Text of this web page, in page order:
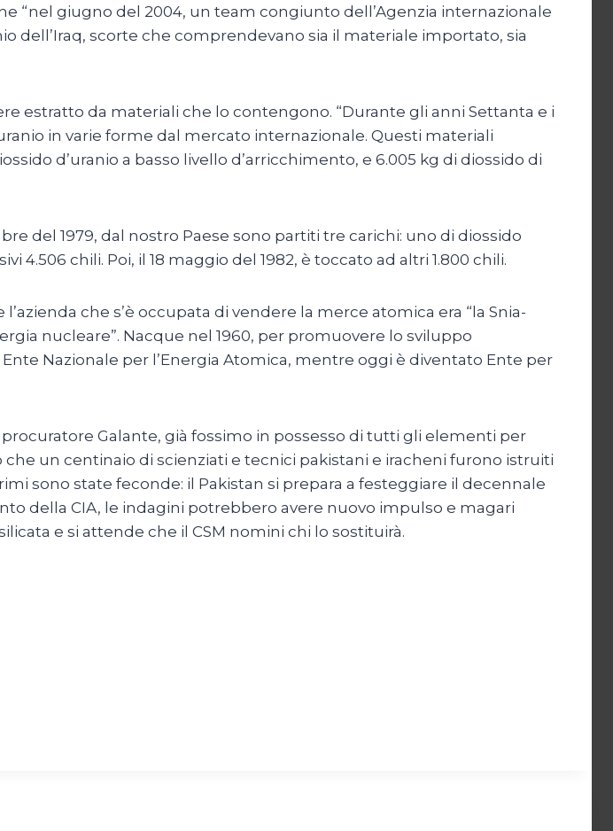
“nel giugno del 2004, un team congiunto dell’Agenzia internazionale
dell’Iraq, scorte che comprendevano sia il materiale importato, sia
estratto da materiali che lo contengono. “Durante gli anni Settanta e i
in varie forme dal mercato internazionale. Questi materiali
d’uranio a basso livello d’arricchimento, e 6.005 kg di diossido di
del 1979, dal nostro Paese sono partiti tre carichi: uno di diossido
chili. Poi, il 18 maggio del 1982, è toccato ad altri 1.800 chili.
che s’è occupata di vendere la merce atomica era “la Snia-
nucleare”. Nacque nel 1960, per promuovere lo sviluppo
Nazionale per l’Energia Atomica, mentre oggi è diventato Ente per
Galante, già fossimo in possesso di tutti gli elementi per
un centinaio di scienziati e tecnici pakistani e iracheni furono istruiti
sono state feconde: il Pakistan si prepara a festeggiare il decennale
della CIA, le indagini potrebbero avere nuovo impulso e magari
e si attende che il CSM nomini chi lo sostituirà.